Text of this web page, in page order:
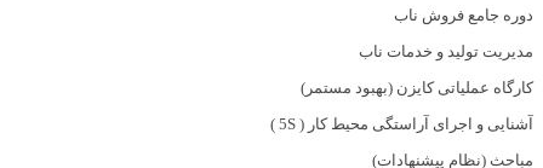
دوره جامع فروش ناب
مدیریت تولید و خدمات ناب
کارگاه عملیاتی کایزن (بهبود مستمر)
آشنایی و اجرای آراستگی محیط کار ( 5S )
مباحث (نظام پیشنهادات)